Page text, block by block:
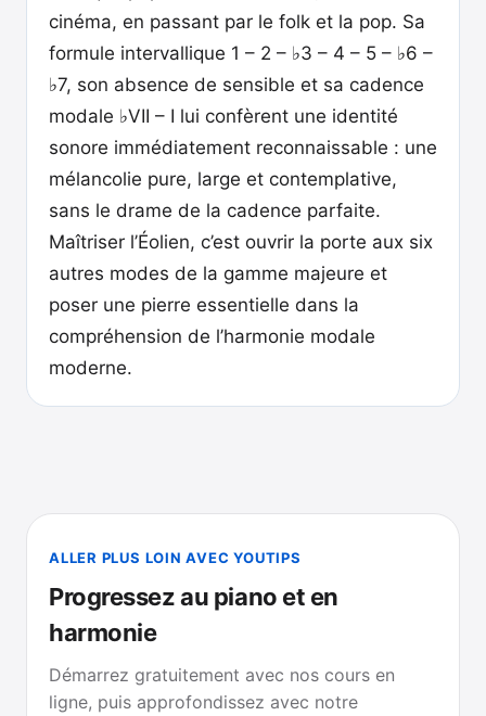
cinéma, en passant par le folk et la pop. Sa
formule intervallique 1 – 2 – ♭3 – 4 – 5 – ♭6 –
♭7, son absence de sensible et sa cadence
modale ♭VII – I lui confèrent une identité
sonore immédiatement reconnaissable : une
mélancolie pure, large et contemplative,
sans le drame de la cadence parfaite.
Maîtriser l’Éolien, c’est ouvrir la porte aux six
autres modes de la gamme majeure et
poser une pierre essentielle dans la
compréhension de l’harmonie modale
moderne.
ALLER PLUS LOIN AVEC YOUTIPS
Progressez au piano et en
harmonie
Démarrez gratuitement avec nos cours en
ligne, puis approfondissez avec notre